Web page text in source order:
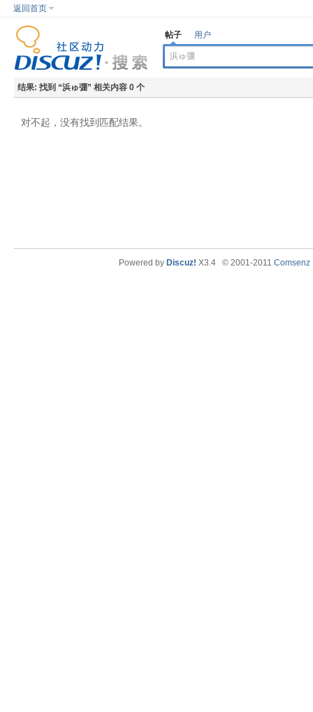
返回首页
帖子 用户
结果: 找到 “浜ゅ弸” 相关内容 0 个
对不起，没有找到匹配结果。
Powered by Discuz! X3.4 © 2001-2011 Comsenz